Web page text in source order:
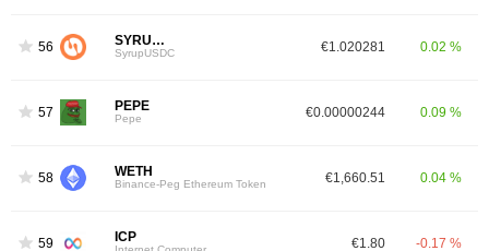
56 SYRUPUSDC
SyrupUSDC €1.020281 0.02 %
57 PEPE
Pepe €0.00000244 0.09 %
58 WETH
Binance-Peg Ethereum Token €1,660.51 0.04 %
59 ICP €1.80 -0.17 %